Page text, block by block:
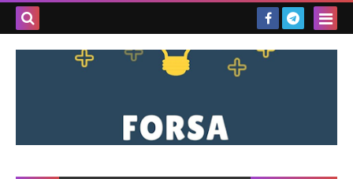
بحث